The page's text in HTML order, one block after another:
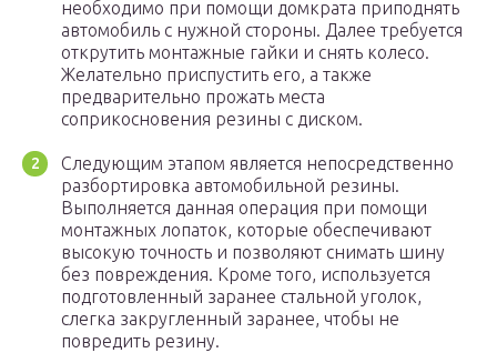
необходимо при помощи домкрата приподнять
автомобиль с нужной стороны. Далее требуется
открутить монтажные гайки и снять колесо.
Желательно приспустить его, а также
предварительно прожать места
соприкосновения резины с диском.
Следующим этапом является непосредственно
разбортировка автомобильной резины.
Выполняется данная операция при помощи
монтажных лопаток, которые обеспечивают
высокую точность и позволяют снимать шину
без повреждения. Кроме того, используется
подготовленный заранее стальной уголок,
слегка закругленный заранее, чтобы не
повредить резину.